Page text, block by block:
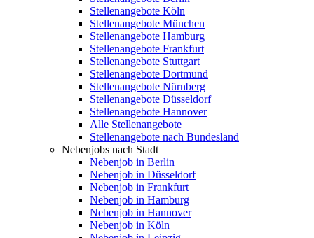
Stellenangebote Köln
Stellenangebote München
Stellenangebote Hamburg
Stellenangebote Frankfurt
Stellenangebote Stuttgart
Stellenangebote Dortmund
Stellenangebote Nürnberg
Stellenangebote Düsseldorf
Stellenangebote Hannover
Alle Stellenangebote
Stellenangebote nach Bundesland
Nebenjobs nach Stadt
Nebenjob in Berlin
Nebenjob in Düsseldorf
Nebenjob in Frankfurt
Nebenjob in Hamburg
Nebenjob in Hannover
Nebenjob in Köln